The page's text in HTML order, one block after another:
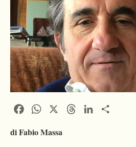
FacebookWhatsApp ThreadsLinkedIn
di Fabio Massa